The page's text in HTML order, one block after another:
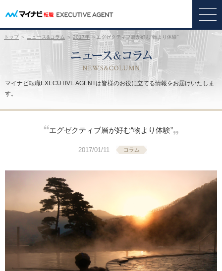
マイナビ転職EXECUTIVE AGENTは皆様のお役に立てる情報をお届けいたしま
す。
トップ＞ ニュース&コラム ＞ 2017年＞エグゼクティブ層が好む“物より体験”
エグゼクティブ層が好む“物より体験”
2017/01/11 コラム